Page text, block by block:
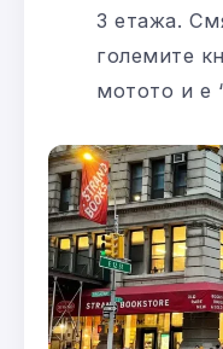
3 етажа.
големите
мотото и е